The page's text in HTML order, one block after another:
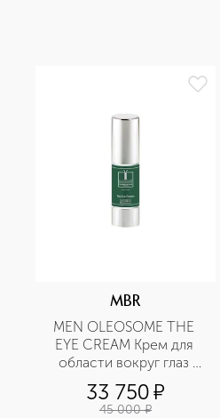
MBR
MEN OLEOSOME THE
EYE CREAM Крем для
области вокруг глаз
разглаживающий
33 750¤
45 000 ¤